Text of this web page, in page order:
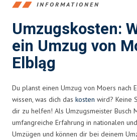
INFORMATIONEN
Umzugskosten:
ein Umzug von
Elbląg
Du planst einen Umzug von Moers nach
wissen, was dich das kosten wird? Keine
dir zu helfen! Als Umzugsmeister Busch
umfangreiche Erfahrung in nationalen
Umzügen und können dir bei deinem